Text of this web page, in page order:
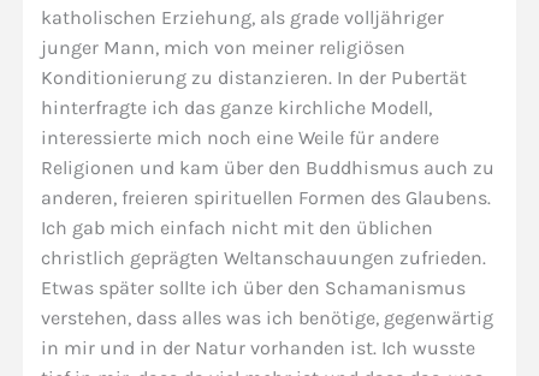
katholischen Erziehung, als grade volljähriger
junger Mann, mich von meiner religiösen
Konditionierung zu distanzieren. In der Pubertät
hinterfragte ich das ganze kirchliche Modell,
interessierte mich noch eine Weile für andere
Religionen und kam über den Buddhismus auch zu
anderen, freieren spirituellen Formen des Glaubens.
Ich gab mich einfach nicht mit den üblichen
christlich geprägten Weltanschauungen zufrieden.
Etwas später sollte ich über den Schamanismus
verstehen, dass alles was ich benötige, gegenwärtig
in mir und in der Natur vorhanden ist. Ich wusste